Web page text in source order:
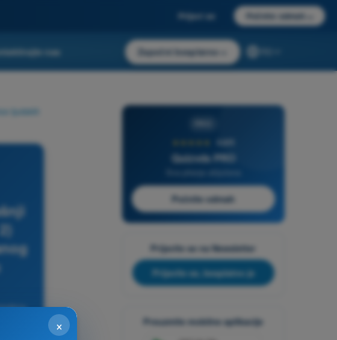
Prijavi se Počnite odmah
nas Započni besplatno
ljudskih
4,6/5
Quizvds PRO
Počnite odmah
Prijavite se na Newsletter
Prijavite se, besplatno je
Preuzmite mobilne aplikacije
×